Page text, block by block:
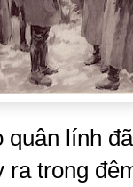
quân lính
ra trong